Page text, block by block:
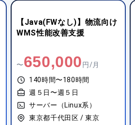
【クラウドエンジニア
(AWS)】AWS移行および基
〜600,000 円/月
140時間〜180時間
週５日〜週５日
サーバー（Linux系）